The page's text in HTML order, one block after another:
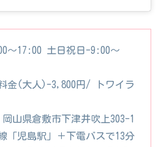
〜17:00 土日祝日-9:00〜
金(大人)-3,800円/ トワイラ
山県倉敷市下津井吹上303-1
「児島駅」＋下電バスで13分